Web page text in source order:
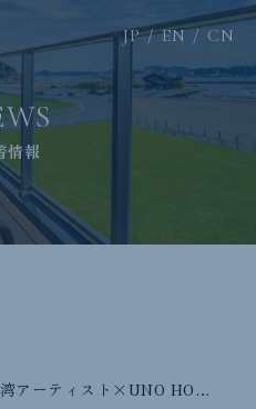
JP EN CN
情報
TAIWAN on the MOON | 台湾アーティスト×UNO HOTEL 文化交流イベント